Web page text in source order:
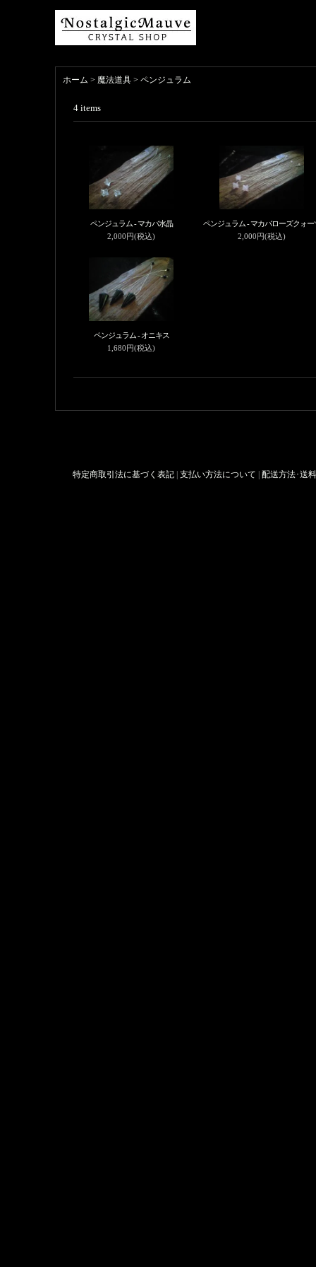
ホーム > 魔法道具> ペンジュラム
4items
ペンジュラム - マカバ水晶
2,000円(税込)
ペンジュラム - マカバローズクォー
2,000円(税込)
ペンジュラム - オニキス
1,680円(税込)
特定商取引法に基づく表記| 支払い方法について 配送方法･送